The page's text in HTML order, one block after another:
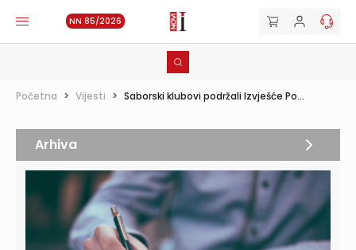
NN 85/2026
Početna > Vijesti > Saborski klubovi podržali Izvješće Po...
Arhiva